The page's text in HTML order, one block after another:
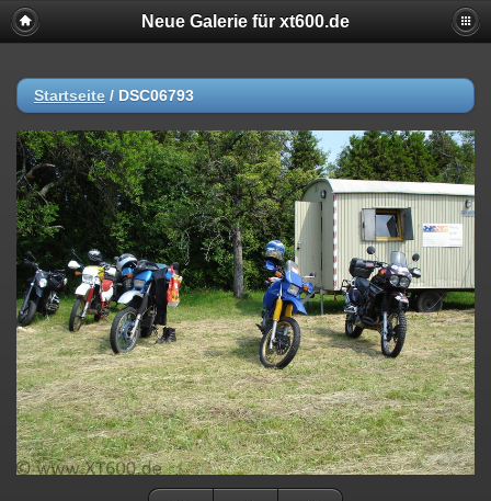
Neue Galerie für xt600.de
Startseite / DSC06793